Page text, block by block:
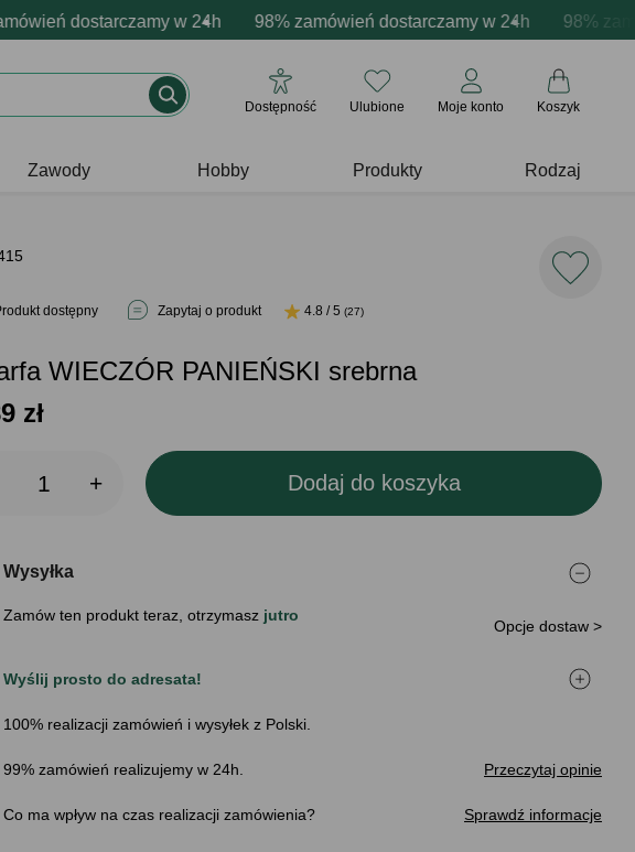
dostarczamy w 24h 98% zamówień dostarczamy w 24h 98%
personalizacja produktów Profesjonalna i darmowa personalizacja
pozytywne emocje - zawsze udane prezenty Prezentujemy
Dostępność Ulubione Moje konto Koszyk
Zawody Hobby Produkty Rodzaj
dostępny Zapytaj o produkt 4.8 / 5(27)
WIECZÓR PANIEŃSKI srebrna
zł
+ Dodaj do koszyka
Wysyłka
Zamów ten produkt teraz, otrzymasz jutro
Opcje dostaw >
Wyślij prosto do adresata!
100% realizacji zamówień i wysyłek z Polski.
99% zamówień realizujemy w 24h. Przeczytaj opinie
Co ma wpływ na czas realizacji zamówienia Sprawdź informacje